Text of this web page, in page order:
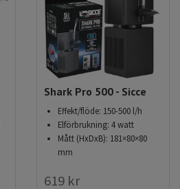
Shark Pro 500 - Sicce
Effekt/flöde: 150-500 l/h
Elförbrukning: 4 watt
Mått (HxDxB): 181×80×80
mm
619 kr